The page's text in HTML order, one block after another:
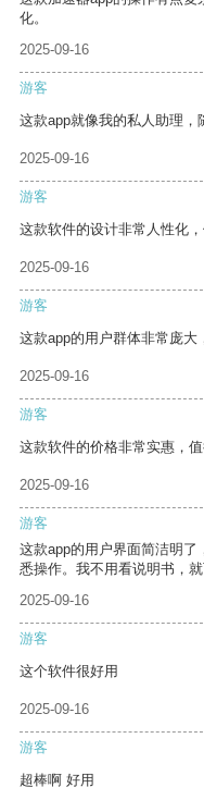
化。
2025-09-16
游客
这款app就像我的私人助理，
2025-09-16
游客
这款软件的设计非常人性化，
2025-09-16
游客
这款app的用户群体非常庞大
2025-09-16
游客
这款软件的价格非常实惠，值
2025-09-16
游客
这款app的用户界面简洁明
悉操作。我不用看说明书，就
2025-09-16
游客
这个软件很好用
2025-09-16
游客
超棒啊 好用